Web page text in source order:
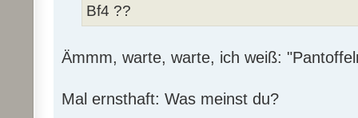
Bf4 ??
Ämmm, warte, warte, ich weiß:
Mal ernsthaft: Was meinst du?